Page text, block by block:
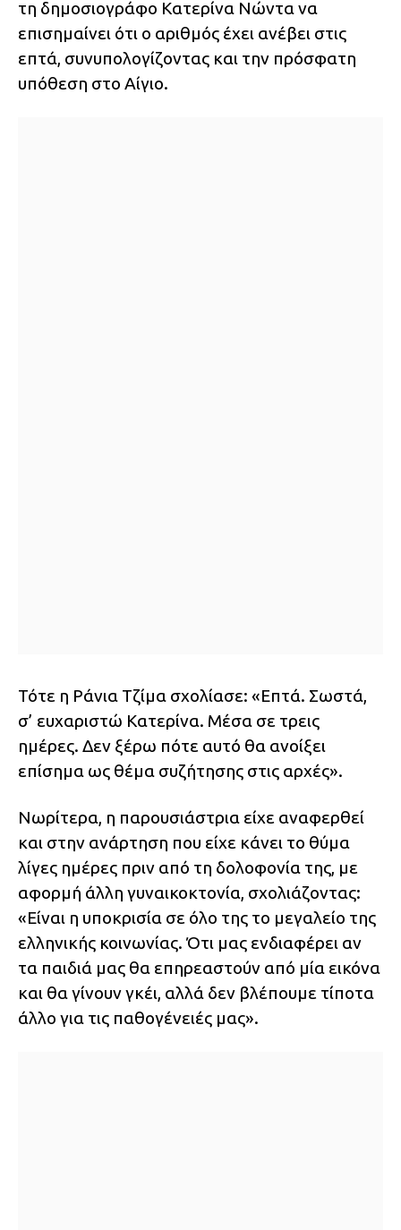
τη δημοσιογράφο Κατερίνα Νώντα να
επισημαίνει ότι ο αριθμός έχει ανέβει στις
επτά, συνυπολογίζοντας και την πρόσφατη
υπόθεση στο Αίγιο.
Τότε η Ράνια Τζίμα σχολίασε: «Επτά. Σωστά,
σ’ ευχαριστώ Κατερίνα. Μέσα σε τρεις
ημέρες. Δεν ξέρω πότε αυτό θα ανοίξει
επίσημα ως θέμα συζήτησης στις αρχές».
Νωρίτερα, η παρουσιάστρια είχε αναφερθεί
και στην ανάρτηση που είχε κάνει το θύμα
λίγες ημέρες πριν από τη δολοφονία της, με
αφορμή άλλη γυναικοκτονία, σχολιάζοντας:
«Είναι η υποκρισία σε όλο της το μεγαλείο της
ελληνικής κοινωνίας. Ότι μας ενδιαφέρει αν
τα παιδιά μας θα επηρεαστούν από μία εικόνα
και θα γίνουν γκέι, αλλά δεν βλέπουμε τίποτα
άλλο για τις παθογένειές μας».